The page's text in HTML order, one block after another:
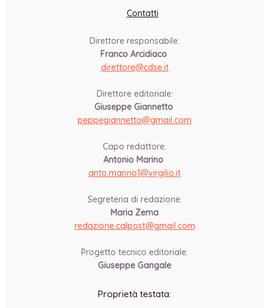
Contatti
Direttore responsabile:
Franco Arcidiaco
direttore@cdse.it
Direttore editoriale:
Giuseppe Giannetto
peppegiannetto@gmail.com
Capo redattore:
Antonio Marino
anto.marino1@virgilio.it
Segreteria di redazione:
Maria Zema
redazione.calpost@gmail.com
Progetto tecnico editoriale:
Giuseppe Gangale
Proprietà testata: